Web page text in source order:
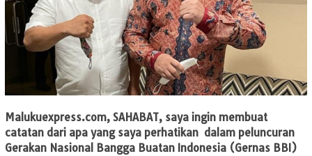
Malukuexpress.com, SAHABAT, saya ingin membuat
catatan dari apa yang saya perhatikan dalam peluncuran
Gerakan Nasional Bangga Buatan Indonesia (Gernas BBI)